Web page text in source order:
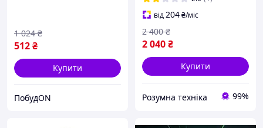
512₴
1 024 ₴
Купити
ПобудON
мАг з кнопкою SOS
від204₴/міс
2 040₴
2 400 ₴
Купити
Розумна техніка 99%